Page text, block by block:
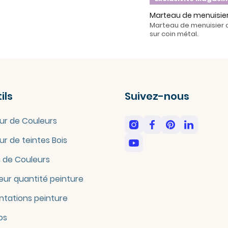
Marteau de menuisier
Marteau de menuisier
sur coin métal.
de Couleurs
de teintes Bois
Couleurs
quantité peinture
peinture
Suivez-nous